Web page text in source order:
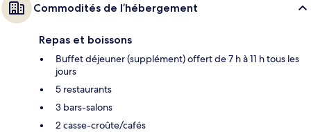
Commodités de l’hébergement
Repas et boissons
Buffet déjeuner (supplément) offert de 7 h à 11 h tous les
jours
5 restaurants
3 bars-salons
2 casse-croûte/cafés